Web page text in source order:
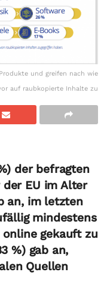
und greifen nach wie
auf raubkopierte Inhalte zu
der befragten
EU im Alter
an, im letzten
mindestens
gekauft zu
%) gab an,
Quellen